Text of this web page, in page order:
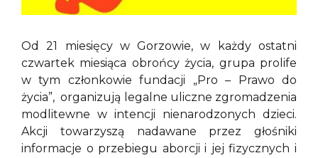
Od 21 miesięcy w Gorzowie, w każdy ostatni
czwartek miesiąca obrońcy życia, grupa prolife
w tym członkowie fundacji „Pro – Prawo do
życia”, organizują legalne uliczne zgromadzenia
modlitewne w intencji nienarodzonych dzieci.
Akcji towarzyszą nadawane przez głośniki
informacje o przebiegu aborcji i jej fizycznych i